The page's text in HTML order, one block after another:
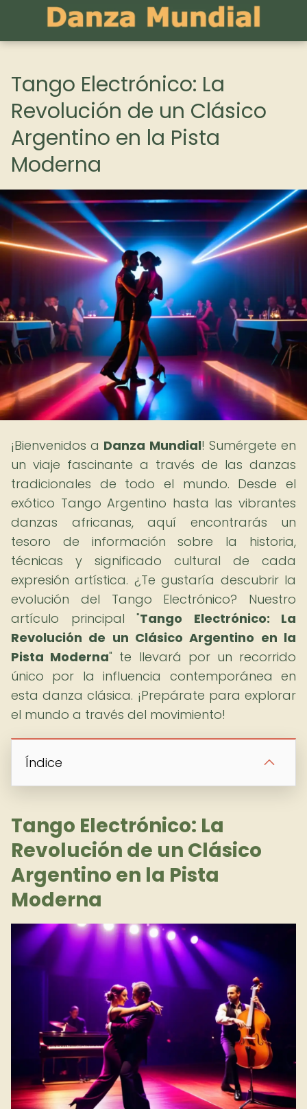
Tango Electrónico: La
Revolución de un Clásico
Argentino en la Pista
Moderna
¡Bienvenidos a Danza Mundial! Sumérgete en
un viaje fascinante a través de las danzas
tradicionales de todo el mundo. Desde el
exótico Tango Argentino hasta las vibrantes
danzas africanas, aquí encontrarás un
tesoro de información sobre la historia,
técnicas y significado cultural de cada
expresión artística. ¿Te gustaría descubrir la
evolución del Tango Electrónico? Nuestro
artículo principal "Tango Electrónico: La
Revolución de un Clásico Argentino en la
Pista Moderna" te llevará por un recorrido
único por la influencia contemporánea en
esta danza clásica. ¡Prepárate para explorar
el mundo a través del movimiento!
Índice
Tango Electrónico: La
Revolución de un Clásico
Argentino en la Pista
Moderna